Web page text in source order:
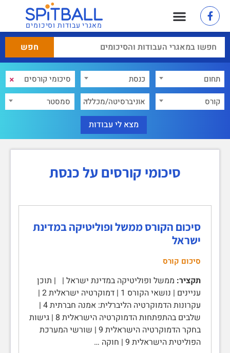
מאגרי עבודות וסיכומים
תחום כנסת ×
קורס אוניברסיטה/מכללה סמסטר
סיכומי קורסים על כנסת
סיכום הקורס ממשל ופוליטיקה במדינת
ישראל‏
סיכום קורס
תקציר: ממשל ופוליטיקה במדינת ישראל | | תוכן
עניינים | נושאי הקורס 1 | דמוקרטיה ישראלית 2 |
עקרונות הדמוקרטיה הליברלית: אמנה חברתית 4 |
שלבים בהתפתחות הדמוקרטיה הישראלית 8 | גישות
בחקר הדמוקרטיה הישראלית 9 | שורשי המערכת
הפוליטית הישראלית 9 | חוקה …